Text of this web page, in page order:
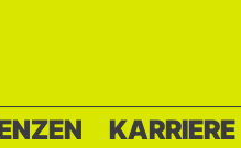
KARRIERE